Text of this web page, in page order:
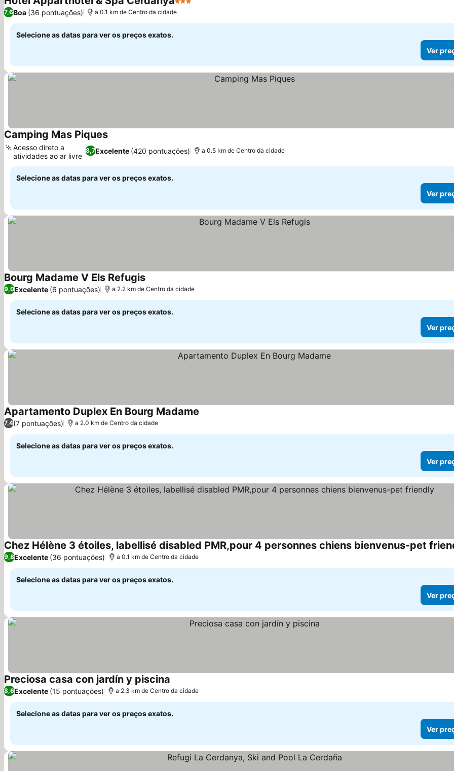
3 Estrelas
7,6Boa (36 pontuações) a 0.1 km de Centro da cidade
Selecione as datas para ver os preços exatos.
Ver
Camping Mas PiquesVer preços
8,7Excelente (420 pontuações)
Acesso direto a
atividades ao ar livre
a 0.5 km de Centro da cidade
Selecione as datas para ver os preços exatos.
Ver
Bourg Madame V Els RefugisVer preços
9,0Excelente (6 pontuações) a 2.2 km de Centro da cidade
Selecione as datas para ver os preços exatos.
Ver
Apartamento Duplex En Bourg Madame
7,4(7 pontuações) a 2.0 km de Centro da cidade
Selecione as datas para ver os preços exatos.
Ver
Chez Hélène 3 étoiles, labellisé disabled PMR,pour 4 personnes chiens bienvenus-pet
9,8Excelente (36 pontuações) a 0.1 km de Centro da cidade
Selecione as datas para ver os preços exatos.
Ver
Preciosa casa con jardín y piscina
8,6Excelente (15 pontuações) a 2.3 km de Centro da cidade
Selecione as datas para ver os preços exatos.
Ver